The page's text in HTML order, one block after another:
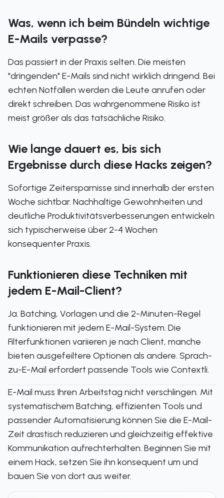
Was, wenn ich beim Bündeln wichtige
E-Mails verpasse?
Das passiert in der Praxis selten. Die meisten
"dringenden" E-Mails sind nicht wirklich dringend. Bei
echten Notfällen werden die Leute anrufen oder
direkt schreiben. Das wahrgenommene Risiko ist
meist größer als das tatsächliche Risiko.
Wie lange dauert es, bis sich
Ergebnisse durch diese Hacks zeigen?
Sofortige Zeitersparnisse sind innerhalb der ersten
Woche sichtbar. Nachhaltige Gewohnheiten und
deutliche Produktivitätsverbesserungen entwickeln
sich typischerweise über 2-4 Wochen
konsequenter Praxis.
Funktionieren diese Techniken mit
jedem E-Mail-Client?
Ja. Batching, Vorlagen und die 2-Minuten-Regel
funktionieren mit jedem E-Mail-System. Die
Filterfunktionen variieren je nach Client, manche
bieten ausgefeiltere Optionen als andere. Sprach-
zu-E-Mail erfordert passende Tools wie Contextli.
E-Mail muss Ihren Arbeitstag nicht verschlingen. Mit
systematischem Batching, effizienten Tools und
passender Automatisierung können Sie die E-Mail-
Zeit drastisch reduzieren und gleichzeitig effektive
Kommunikation aufrechterhalten. Beginnen Sie mit
einem Hack, setzen Sie ihn konsequent um und
bauen Sie von dort aus weiter.